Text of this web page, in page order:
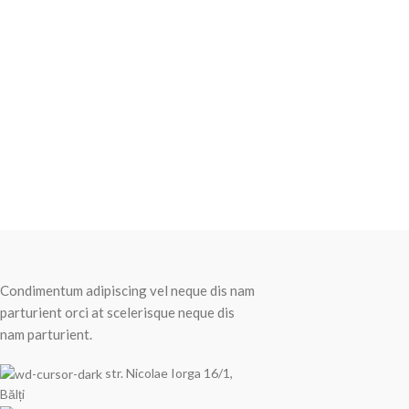
Condimentum adipiscing vel neque dis nam
parturient orci at scelerisque neque dis
nam parturient.
str. Nicolae Iorga 16/1,
Bălți